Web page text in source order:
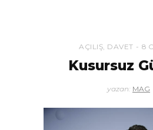
AÇILIŞ, DAVET 8
Kusursuz
yazan: MAG